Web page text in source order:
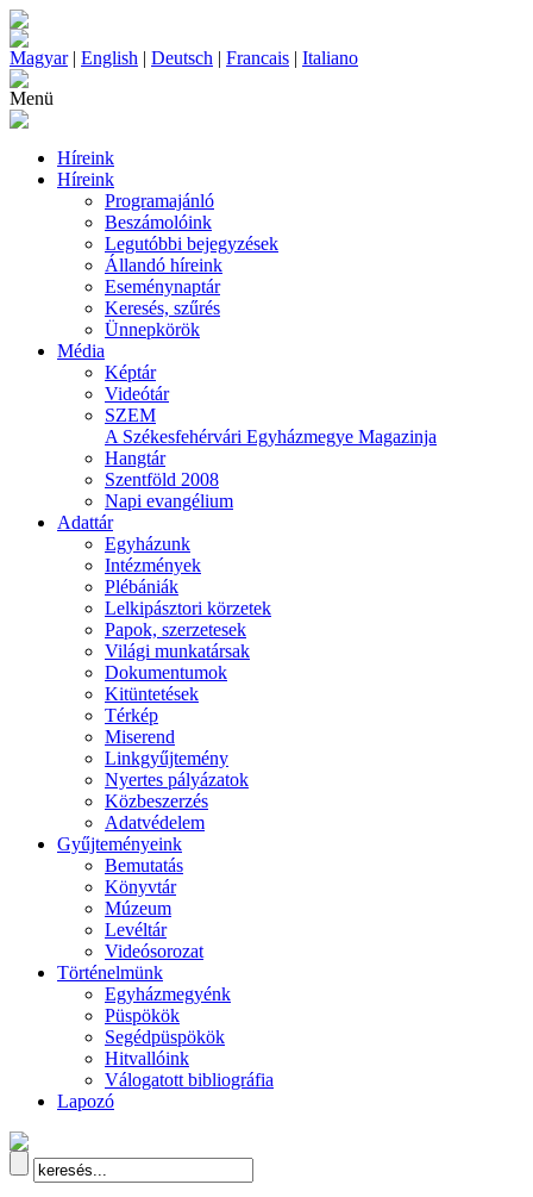
Magyar| English | Deutsch | Francais | Italiano
Menü
Híreink
Híreink
Programajánló
Beszámolóink
Legutóbbi bejegyzések
Állandó híreink
Eseménynaptár
Keresés, szűrés
Ünnepkörök
Média
Képtár
Videótár
SZEM
A Székesfehérvári Egyházmegye Magazinja
Hangtár
Szentföld 2008
Napi evangélium
Adattár
Egyházunk
Intézmények
Plébániák
Lelkipásztori körzetek
Papok, szerzetesek
Világi munkatársak
Dokumentumok
Kitüntetések
Térkép
Miserend
Linkgyűjtemény
Nyertes pályázatok
Közbeszerzés
Adatvédelem
Gyűjteményeink
Bemutatás
Könyvtár
Múzeum
Levéltár
Videósorozat
Történelmünk
Egyházmegyénk
Püspökök
Segédpüspökök
Hitvallóink
Válogatott bibliográfia
Lapozó